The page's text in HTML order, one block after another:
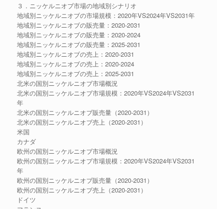
３．ニッケルニオブ市場の地域別シナリオ
地域別ニッケルニオブの市場規模：2020年VS2024年VS2031年
地域別ニッケルニオブの販売量：2020-2031
地域別ニッケルニオブの販売量：2020-2024
地域別ニッケルニオブの販売量：2025-2031
地域別ニッケルニオブの売上：2020-2031
地域別ニッケルニオブの売上：2020-2024
地域別ニッケルニオブの売上：2025-2031
北米の国別ニッケルニオブ市場概況
北米の国別ニッケルニオブ市場規模：2020年VS2024年VS2031
年
北米の国別ニッケルニオブ販売量（2020-2031）
北米の国別ニッケルニオブ売上（2020-2031）
米国
カナダ
欧州の国別ニッケルニオブ市場概況
欧州の国別ニッケルニオブ市場規模：2020年VS2024年VS2031
年
欧州の国別ニッケルニオブ販売量（2020-2031）
欧州の国別ニッケルニオブ売上（2020-2031）
ドイツ